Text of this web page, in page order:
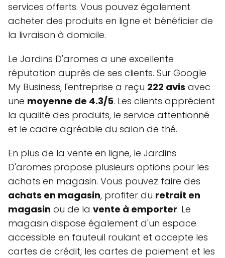
services offerts. Vous pouvez également
acheter des produits en ligne et bénéficier de
la livraison à domicile.
Le Jardins D'aromes a une excellente
réputation auprès de ses clients. Sur Google
My Business, l'entreprise a reçu 222 avis avec
une moyenne de 4.3/5. Les clients apprécient
la qualité des produits, le service attentionné
et le cadre agréable du salon de thé.
En plus de la vente en ligne, le Jardins
D'aromes propose plusieurs options pour les
achats en magasin. Vous pouvez faire des
achats en magasin, profiter du retrait en
magasin ou de la vente à emporter. Le
magasin dispose également d'un espace
accessible en fauteuil roulant et accepte les
cartes de crédit, les cartes de paiement et les